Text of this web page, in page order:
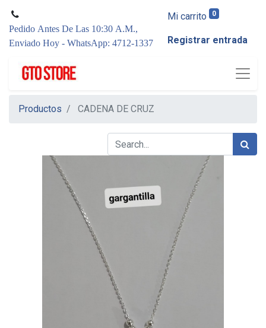
Pedido Antes De Las 10:30 A.M.,
Enviado Hoy - WhatsApp: 4712-1337
Mi carrito 0
Registrar entrada
Productos CADENA DE CRUZ